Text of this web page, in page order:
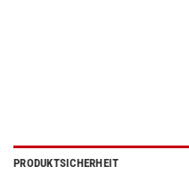
PRODUKTSICHERHEIT